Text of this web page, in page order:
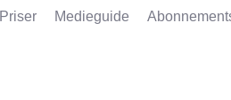
Priser Medieguide